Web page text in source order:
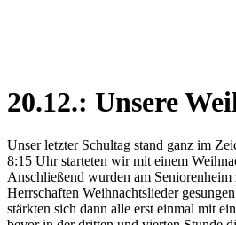
20.12.: Unsere
Unser letzter Schultag stand ganz im
8:15 Uhr starteten wir mit einem
Anschließend wurden am Seniorenheim
Herrschaften Weihnachtslieder
stärkten sich dann alle erst einmal mit